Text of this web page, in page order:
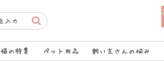
猫の特集 ペット用品 飼い主さんの悩み